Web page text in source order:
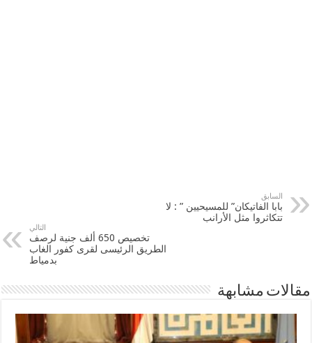
السابق
بابا الفاتيكان” للمسيحيين ” : لا
تتكاثروا مثل الأرانب
التالي
تخصيص 650 ألف جنية لرصف
الطريق الرئيسى لقرى كفور الغاب
بدمياط
مقالات مشابهة